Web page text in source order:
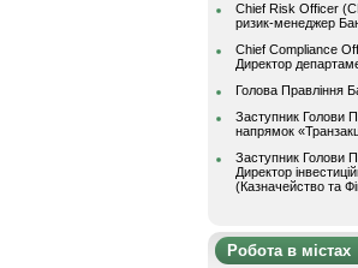
Chief Risk Officer
ризик-менеджер
Chief Compliance
Директор
Голова Правління
Заступник Голови
напрямок
Заступник Голови
Директор
(Казначейство та
Робота в містах